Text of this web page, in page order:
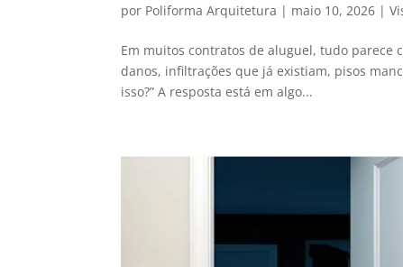
por Poliforma Arquitetura | maio 10, 2026 |
Em muitos contratos de aluguel, tudo parece
danos, infiltrações que já existiam, pisos
isso?” A resposta está em algo...